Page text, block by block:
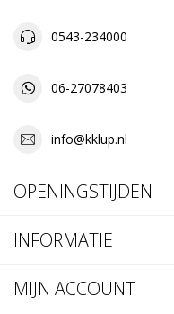
0543-234000
06-27078403
info@kklup.nl
OPENINGSTIJDEN
INFORMATIE
MIJN ACCOUNT